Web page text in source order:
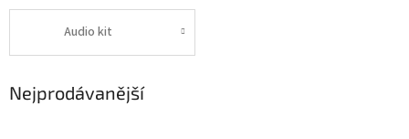
Audio kit
Nejprodávanější